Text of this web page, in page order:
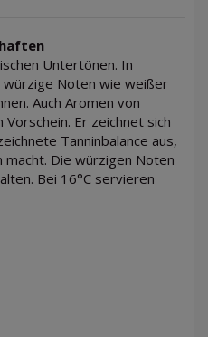
Untertönen. In
würzige Noten wie weißer
Auch Aromen von
Er zeichnet sich
Tanninbalance aus,
macht. Die würzigen Noten
Bei 16°C servieren